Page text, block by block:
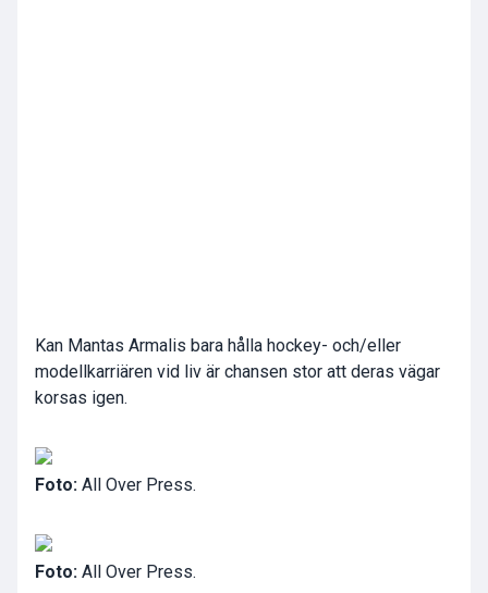
Kan Mantas Armalis bara hålla hockey- och/eller
modellkarriären vid liv är chansen stor att deras vägar
korsas igen.
Foto: All Over Press.
Foto: All Over Press.